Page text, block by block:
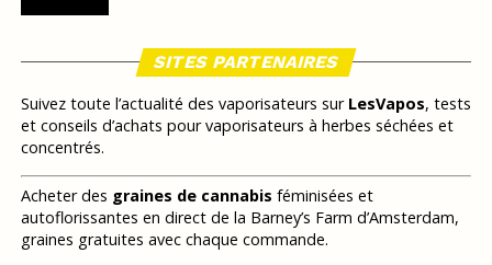
SITES PARTENAIRES
Suivez toute l’actualité des vaporisateurs sur LesVapos, tests
et conseils d’achats pour vaporisateurs à herbes séchées et
concentrés.
Acheter des graines de cannabis féminisées et
autoflorissantes en direct de la Barney’s Farm d’Amsterdam,
graines gratuites avec chaque commande.